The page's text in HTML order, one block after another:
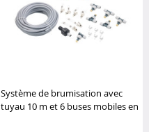
Système de brumisation avec
tuyau 10 m et 6 buses mobiles en